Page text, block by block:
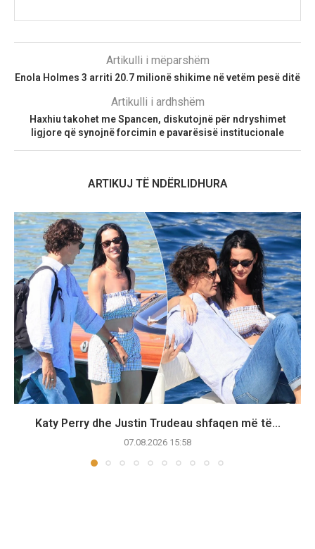
Artikulli i mëparshëm
Enola Holmes 3 arriti 20.7 milionë shikime në vetëm pesë ditë
Artikulli i ardhshëm
Haxhiu takohet me Spancen, diskutojnë për ndryshimet
ligjore që synojnë forcimin e pavarësisë institucionale
ARTIKUJ TË NDËRLIDHURA
Katy Perry dhe Justin Trudeau shfaqen më të...
07.08.2026 15:58